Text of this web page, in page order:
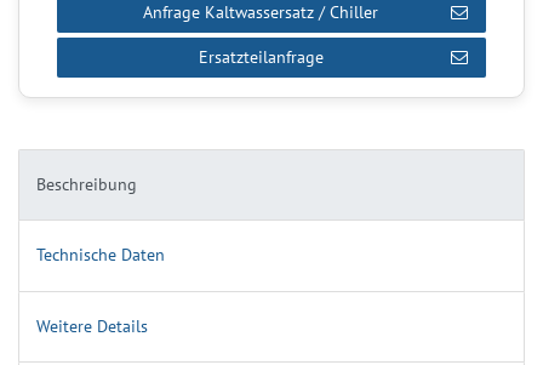
Beschreibung
Technische Daten
Weitere Details
Anfrage Kaltwassersatz / Chiller
Ersatzteilanfrage